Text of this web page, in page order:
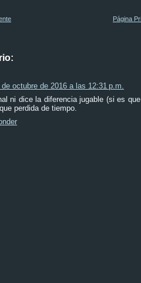
Página
de octubre de 2016 a las 12:31 p.m.
ni dice la diferencia jugable (si es
perdida de tiempo.